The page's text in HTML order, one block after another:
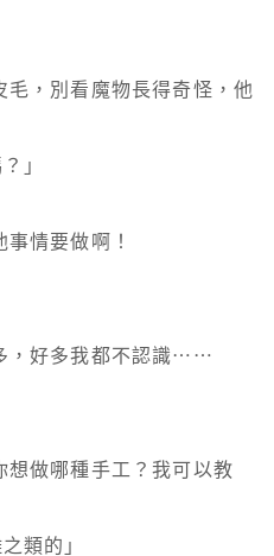
，別看魔物長得奇怪，他
情要做啊！
，好多我都不認識⋯⋯
做哪種手工？我可以教